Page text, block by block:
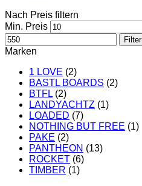
Nach Preis filtern
Min. Preis
Filter
Marken
1 LOVE (2)
BASTL BOARDS (2)
BTFL (2)
LANDYACHTZ (1)
LOADED (7)
NOTHING BUT FREE (1)
PAKE (2)
PANTHEON (13)
ROCKET (6)
TIMBER (1)